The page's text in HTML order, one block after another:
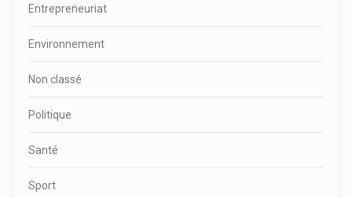
Entrepreneuriat
Environnement
Non classé
Politique
Santé
Sport